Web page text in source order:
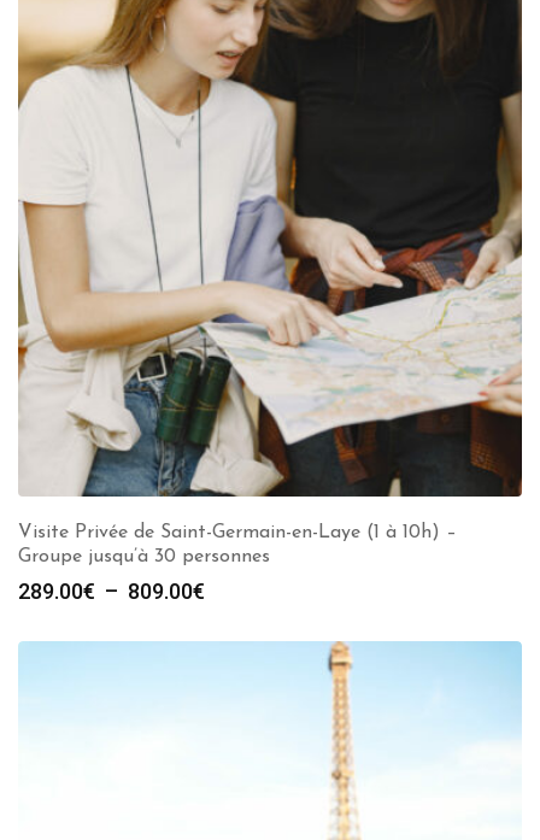
Visite Privée de Saint-Germain-en-Laye (1 à 10h) –
Groupe jusqu’à 30 personnes
289.00€ – 809.00€
prix :